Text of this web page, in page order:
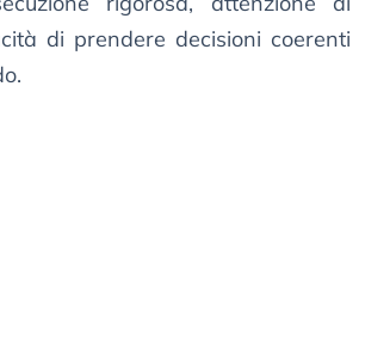
di prendere decisioni coerenti